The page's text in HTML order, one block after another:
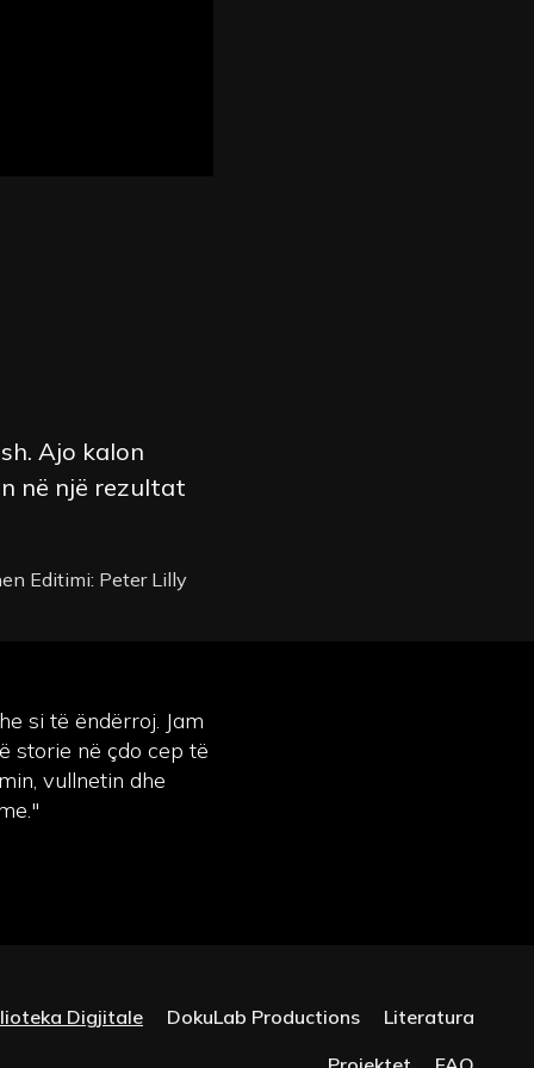
Ajo kalon
në një rezultat
Editimi: Peter Lilly
si të ëndërroj. Jam
storie në çdo cep të
vullnetin dhe
Digjitale DokuLab Productions
Literatura